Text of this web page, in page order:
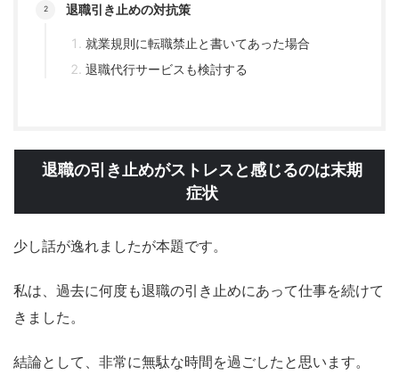
退職引き止めの対抗策
就業規則に転職禁止と書いてあった場合
退職代行サービスも検討する
退職の引き止めがストレスと感じるのは末期
症状
少し話が逸れましたが本題です。
私は、過去に何度も退職の引き止めにあって仕事を続けて
きました。
結論として、非常に無駄な時間を過ごしたと思います。